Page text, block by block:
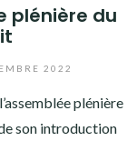
plénière du
2022
plénière
son introduction